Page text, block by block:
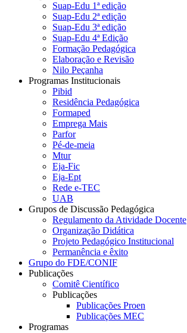
Suap-Edu 1ª edição
Suap-Edu 2ª edição
Suap-Edu 3ª edição
Suap-Edu 4ª Edição
Formação Pedagógica
Elaboração e Revisão
Nilo Peçanha
Programas Institucionais
Pibid
Residência Pedagógica
Formaped
Emprega Mais
Parfor
Pé-de-meia
Mtur
Eja-Fic
Eja-Ept
Rede e-TEC
UAB
Grupos de Discussão Pedagógica
Regulamento da Atividade Docente
Organização Didática
Projeto Pedagógico Institucional
Permanência e êxito
Grupo do FDE/CONIF
Publicações
Comitê Científico
Publicações
Publicações Proen
Publicações MEC
Programas